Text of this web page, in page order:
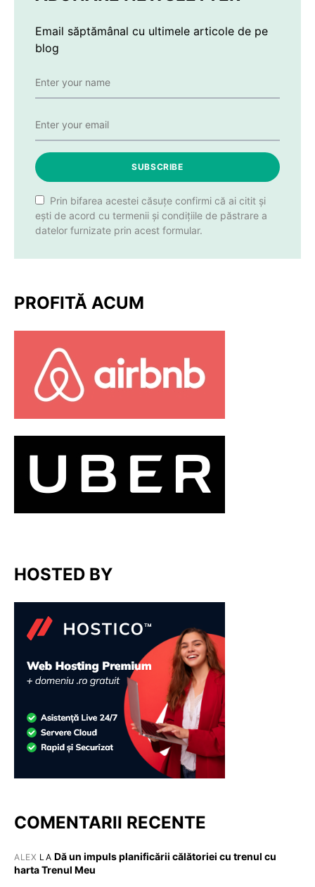
Email săptămânal cu ultimele articole de pe
blog
SUBSCRIBE
Prin bifarea acestei căsuțe confirmi că ai citit și
ești de acord cu termenii și condițiile de păstrare a
datelor furnizate prin acest formular.
PROFITĂ ACUM
HOSTED BY
COMENTARII RECENTE
ALEX LA Dă un impuls planificării călătoriei cu trenul cu
harta Trenul Meu